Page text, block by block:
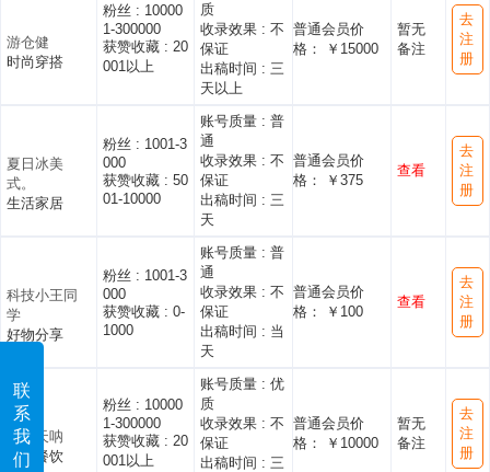
联
系
我
们
游仓健
时尚穿搭
粉丝 : 10000
1-300000
获赞收藏 : 20
001以上
质
收录效果 : 不
保证
出稿时间 : 三
天以上
普通会员价
格： ￥15000
暂无
备注
去
注
册
夏日冰美
式。
生活家居
粉丝 : 1001-3
000
获赞收藏 : 50
01-10000
账号质量 : 普
通
收录效果 : 不
保证
出稿时间 : 三
天
普通会员价
格： ￥375
查看
去
注
册
科技小王同
学
好物分享
粉丝 : 1001-3
000
获赞收藏 : 0-
1000
账号质量 : 普
通
收录效果 : 不
保证
出稿时间 : 当
天
普通会员价
格： ￥100
查看
去
注
册
是春天呐
美食餐饮
粉丝 : 10000
1-300000
获赞收藏 : 20
001以上
账号质量 : 优
质
收录效果 : 不
保证
出稿时间 : 三
普通会员价
格： ￥10000
暂无
备注
去
注
册